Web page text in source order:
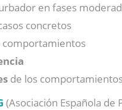
en fases
concretos
comportamientos
de los
(Asociación Española de